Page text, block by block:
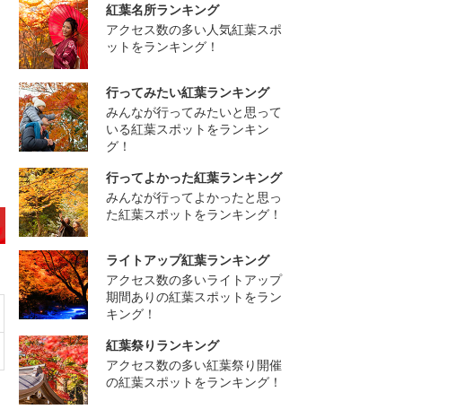
紅葉名所ランキング
アクセス数の多い人気紅葉スポ
ットをランキング！
行ってみたい紅葉ランキング
みんなが行ってみたいと思って
いる紅葉スポットをランキン
グ！
行ってよかった紅葉ランキング
みんなが行ってよかったと思っ
た紅葉スポットをランキング！
ライトアップ紅葉ランキング
アクセス数の多いライトアップ
期間ありの紅葉スポットをラン
キング！
紅葉祭りランキング
アクセス数の多い紅葉祭り開催
の紅葉スポットをランキング！